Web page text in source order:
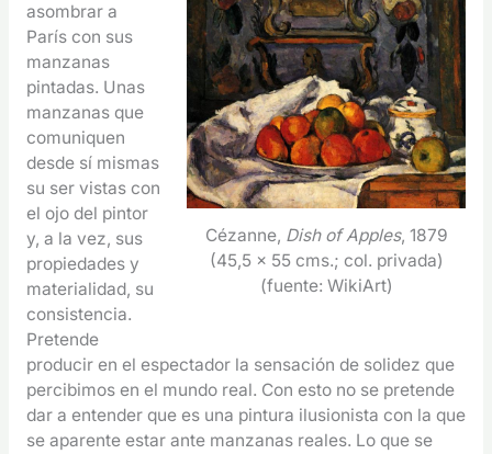
Cézanne, Dish of Apples, 1879
(45,5 x 55 cms.; col. privada)
(fuente: WikiArt)
asombrar a
París con sus
manzanas
pintadas. Unas
manzanas que
comuniquen
desde sí mismas
su ser vistas con
el ojo del pintor
y, a la vez, sus
propiedades y
materialidad, su
consistencia.
Pretende
producir en el espectador la sensación de solidez que
percibimos en el mundo real. Con esto no se pretende
dar a entender que es una pintura ilusionista con la que
se aparente estar ante manzanas reales. Lo que se